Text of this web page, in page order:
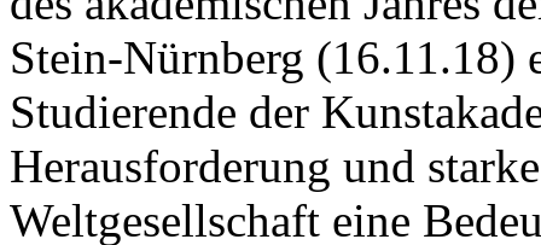
Stein-Nürnberg (16.11.18)
Studierende der
Herausforderung und
Weltgesellschaft eine